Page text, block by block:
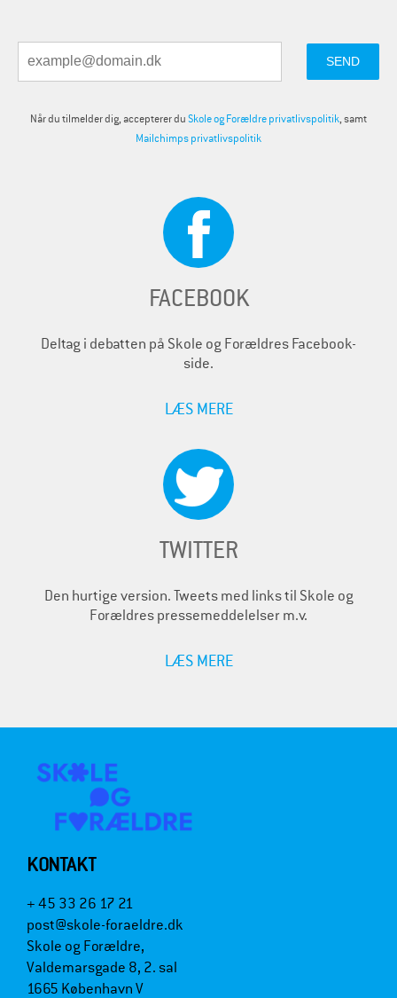
Når du tilmelder dig, accepterer duSkole og Forældre privatlivspolitik, samt
Mailchimps privatlivspolitik
FACEBOOK
Deltag i debatten på Skole og Forældres Facebook-
side.
LÆS MERE
TWITTER
Den hurtige version. Tweets med links til Skole og
Forældres pressemeddelelser m.v.
LÆS MERE
KONTAKT
+ 45 33 26 17 21
post@skole-foraeldre.dk
Skole og Forældre,
Valdemarsgade 8, 2. sal
1665 København V